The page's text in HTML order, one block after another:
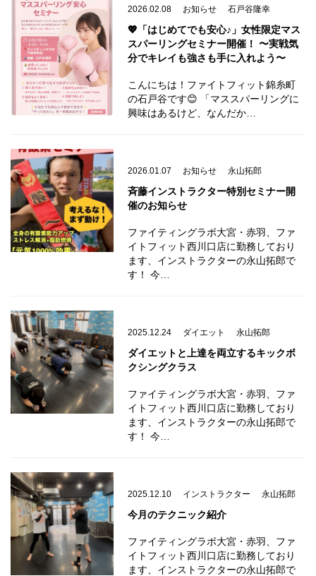
2026.02.08 お知らせ 石戸谷隆幸
💖「はじめてでも安心♪」女性限定マス
スパーリングセミナー開催！ 〜実戦気
分でキレイも強さも手に入れよう〜
こんにちは！ファイトフィット錦糸町
の石戸谷です😊 「マススパーリングに
興味はあるけど、なんだか…
2026.01.07 お知らせ 永山拓郎
斉藤インストラクター特別セミナー開
催のお知らせ
ファイティングラボ大宮・赤羽、ファ
イトフィット西川口店に勤務しており
ます、インストラクターの永山拓郎で
す！ 今…
2025.12.24 ダイエット 永山拓郎
ダイエットと上達を両立するキックボ
クシングクラス
ファイティングラボ大宮・赤羽、ファ
イトフィット西川口店に勤務しており
ます、インストラクターの永山拓郎で
す！ 今…
2025.12.10 インストラクター 永山拓郎
今月のテクニック紹介
ファイティングラボ大宮・赤羽、ファ
イトフィット西川口店に勤務しており
ます、インストラクターの永山拓郎で